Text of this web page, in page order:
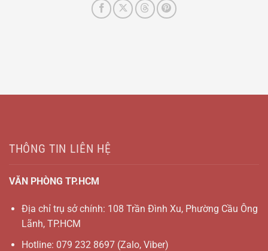
THÔNG TIN LIÊN HỆ
VĂN PHÒNG TP.HCM
Địa chỉ trụ sở chính: 108 Trần Đình Xu, Phường Cầu Ông
Lãnh, TP.HCM
Hotline: 079 232 8697(Zalo, Viber)